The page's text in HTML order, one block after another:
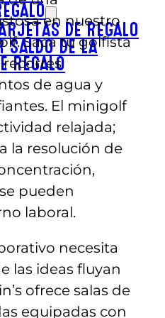
DE REGALO
SALDO DE LA
REGALO
en nuestro
Saca tu golfista
de agua y
El minigolf
relajada;
la resolución de
pueden
laboral.
necesita
las ideas fluyan
ofrece salas de
equipadas con